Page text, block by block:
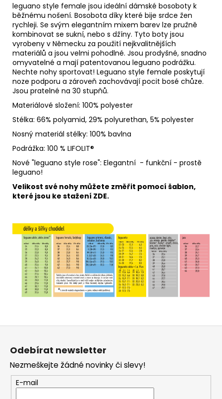
leguano style female jsou ideální dámské bosoboty k
běžnému nošení. Bosobota díky které bije srdce žen
rychleji. Se svým elegantním mixem barev lze pružně
kombinovat se sukní, nebo s džíny. Tyto boty jsou
vyrobeny v Německu za použití nejkvalitnějších
materiálů a jsou velmi pohodlné. Jsou prodyšné, snadno
omyvatelné a mají patentovanou leguano podrážku.
Nechte nohy sportovat! Leguano style female poskytují
noze podporu a zároveň zachovávají pocit bosé chůze.
Jsou pratelné na 30 stupňů.
Materiálové složení: 100% polyester
Stélka: 66% polyamid, 29% polyurethan, 5% polyester
Nosný materiál stélky: 100% bavlna
Podrážka: 100 % LIFOLIT®
Nové "leguano style rose": Elegantní - funkční - prostě
leguano!
Velikost své nohy můžete změřit pomocí šablon,
které jsou ke stažení ZDE.
Z
Odebírat newsletter
Nezmeškejte žádné novinky či slevy!
E-mail